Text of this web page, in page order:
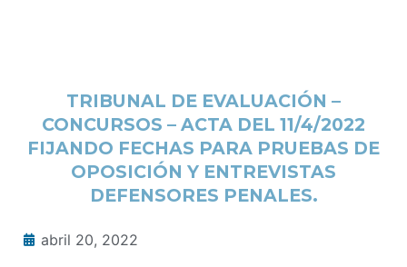
TRIBUNAL DE EVALUACIÓN –
CONCURSOS – ACTA DEL 11/4/2022
FIJANDO FECHAS PARA PRUEBAS DE
OPOSICIÓN Y ENTREVISTAS
DEFENSORES PENALES.
abril 20, 2022